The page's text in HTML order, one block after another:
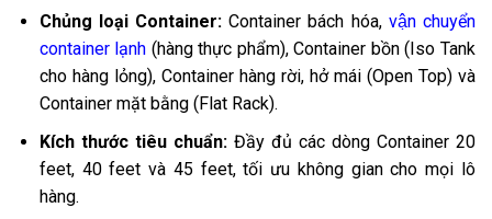
Chủng loại Container: Container bách hóa, vận chuyển
container lạnh (hàng thực phẩm), Container bồn (Iso Tank
cho hàng lỏng), Container hàng rời, hở mái (Open Top) và
Container mặt bằng (Flat Rack).
Kích thước tiêu chuẩn:Đầy đủ các dòng Container 20
feet, 40 feet và 45 feet, tối ưu không gian cho mọi lô
hàng.